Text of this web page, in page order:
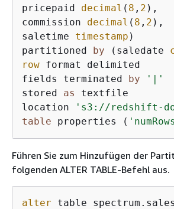
pricepaid decimal ( 8 , 2 ),
commission decimal ( 8 , 2 ),
saletime timestamp )
partitioned by (saledate
row format delimited
fields terminated by
'|'
stored as
textfile
location
's3://redshift-
table properties (
Führen Sie zum Hinzufügen der
folgenden ALTER TABLE-Befehl aus.
alter